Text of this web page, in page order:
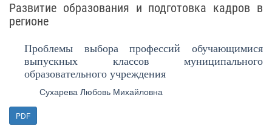
Развитие образования и подготовка кадров в
регионе
Проблемы выбора профессий обучающимися
выпускных классов муниципального
образовательного учреждения
Сухарева Любовь Михайловна
PDF